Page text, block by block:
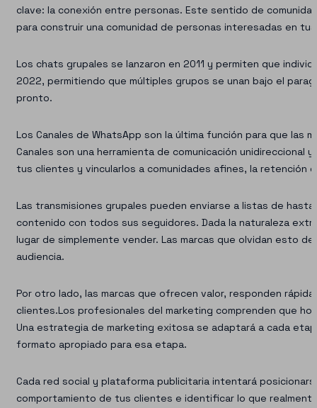
clave: la conexión entre personas. Este sentido de
para construir una comunidad de personas interesadas en
Los chats grupales se lanzaron en 2011 y permiten que
2022, permitiendo que múltiples grupos se unan bajo el
pronto.
Los Canales de WhatsApp son la última función para que las
Canales son una herramienta de comunicación
tus clientes y vincularlos a comunidades afines, la
Las transmisiones grupales pueden enviarse a listas de
contenido con todos sus seguidores. Dada la naturaleza
lugar de simplemente vender. Las marcas que olvidan esto
audiencia.
Por otro lado, las marcas que ofrecen valor, responden
clientes.Los profesionales del marketing comprenden que
Una estrategia de marketing exitosa se adaptará a cada
formato apropiado para esa etapa.
Cada red social y plataforma publicitaria intentará
comportamiento de tus clientes e identificar lo que